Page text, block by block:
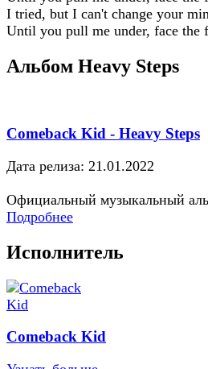
I tried, but I can't change your
Until you pull me under, face the
Альбом Heavy Steps
Comeback Kid - Heavy Steps
Дата релиза: 21.01.2022
Официальный музыкальный
Подробнее
Исполнитель
Comeback Kid